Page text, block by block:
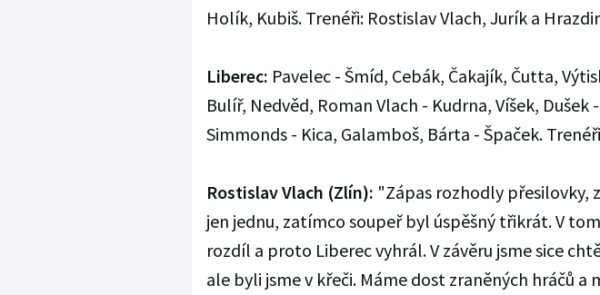
Holík, Kubiš. Trenéři: Rostislav Vlach, Jurík a
Liberec: Pavelec - Šmíd, Cebák, Čakajík, Čutta,
Bulíř, Nedvěd, Roman Vlach - Kudrna, Víšek,
Simmonds - Kica, Galamboš, Bárta - Špaček.
Rostislav Vlach (Zlín): "Zápas rozhodly přesilovky,
jen jednu, zatímco soupeř byl úspěšný třikrát. V
rozdíl a proto Liberec vyhrál. V závěru jsme sice
ale byli jsme v křeči. Máme dost zraněných hráčů a